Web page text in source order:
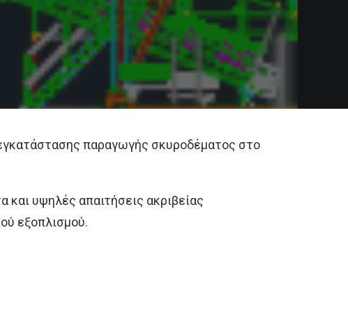
παραγωγής σκυροδέματος στο
υψηλές απαιτήσεις ακριβείας
εξοπλισμού.